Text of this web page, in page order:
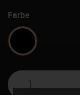
Farbeauswählen
Schwarz
Produkt